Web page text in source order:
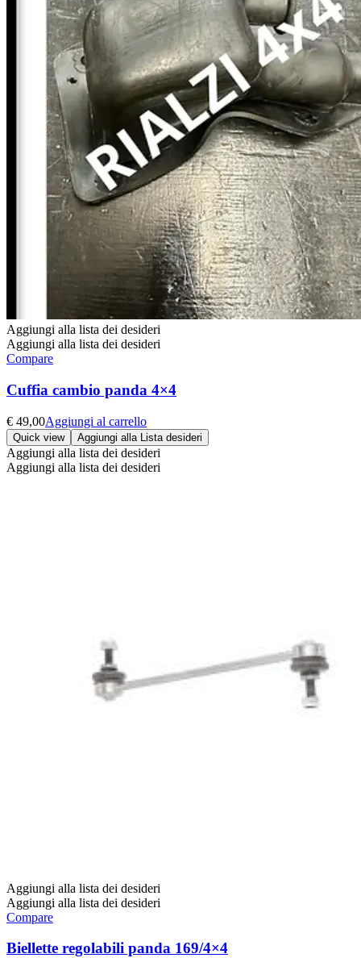
Aggiungi alla lista dei desideri
Aggiungi alla lista dei desideri
Compare
Cuffia cambio panda 4×4
€ 49,00Aggiungi al carrello
Quick view Aggiungi alla Lista desideri
Aggiungi alla lista dei desideri
Aggiungi alla lista dei desideri
Aggiungi alla lista dei desideri
Aggiungi alla lista dei desideri
Compare
Biellette regolabili panda 169/4×4